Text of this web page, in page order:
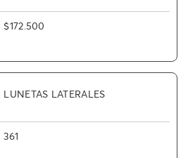
$172.500
LUNETAS LATERALES
361